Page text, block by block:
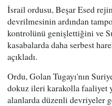
İsrail ordusu, Beşar Esed
devrilmesinin ardından
kontrolünü genişlettiğini ve
kasabalarda daha serbest
açıkladı.
Ordu, Golan Tugayı'nın
dokuz ileri karakolla faaliyet
alanlarda düzenli devriyeler